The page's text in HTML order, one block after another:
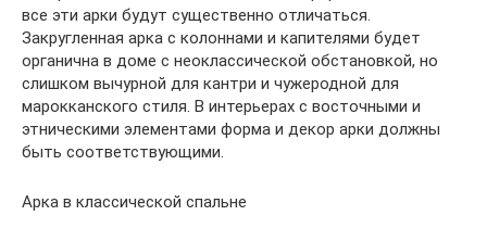
все эти арки будут существенно отличаться.
Закругленная арка с колоннами и капителями будет
органична в доме с неоклассической обстановкой, но
слишком вычурной для кантри и чужеродной для
марокканского стиля. В интерьерах с восточными и
этническими элементами форма и декор арки должны
быть соответствующими.
Арка в классической спальне